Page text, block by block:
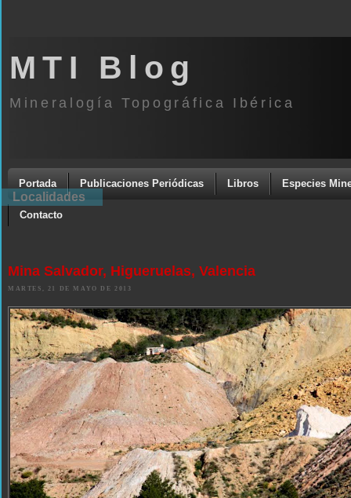
MTI Blog
Mineralogía Topográfica Ibérica
Portada Publicaciones Periódicas Libros Especies
Contacto
Mina Salvador, Higueruelas, Valencia
MARTES, 21 DE MAYO DE 2013
Localidades